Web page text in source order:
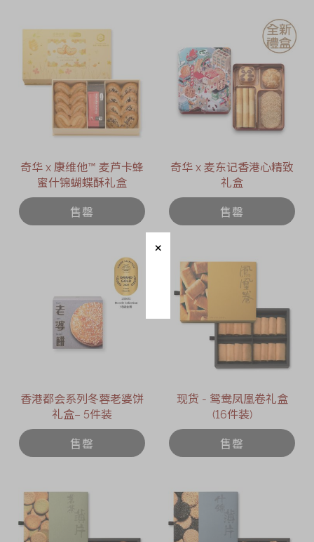
奇华 x 康维他™ 麦芦卡蜂
蜜什锦蝴蝶酥礼盒
售罄
奇华 x 麦东记香港心精致
礼盒
售罄
香港都会系列冬蓉老婆饼
礼盒– 5件装
售罄
现货 - 鸳鸯凤凰卷礼盒
(16件装)
售罄